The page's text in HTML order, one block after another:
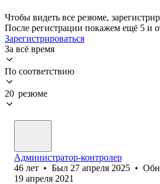
Чтобы видеть все резюме,
После регистрации покажем ещё 5 и
Зарегистрироваться
За всё время
По соответствию
20 резюме
Администратор-контролер
46 лет • Был 27 апреля 2025 •
19 апреля 2021